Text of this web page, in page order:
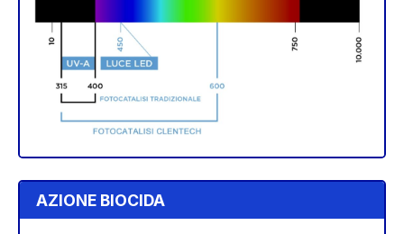
AZIONE BIOCIDA